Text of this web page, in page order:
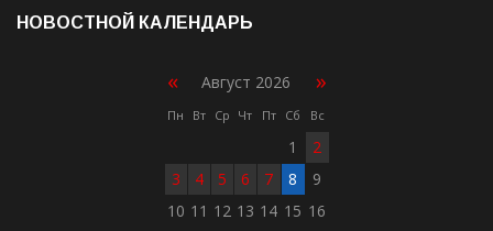
НОВОСТНОЙ КАЛЕНДАРЬ
« Август 2026 »
Пн Вт Ср Чт Пт Сб Вс
1
2
3
4 5 6 7 8
9
10 11 12 13 14 15 16